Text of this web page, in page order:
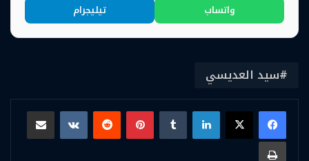
واتساب
تيليجرام
سيد العديسي
لينكدإن بينتيريست
مشاركة عبر البريد
طباعة